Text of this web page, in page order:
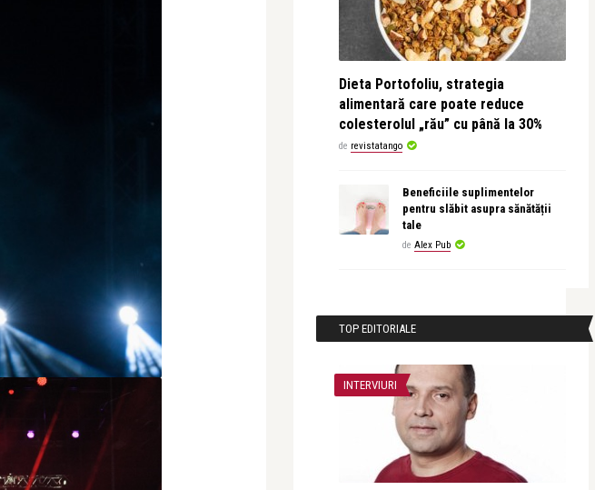
Dieta Portofoliu, strategia
alimentară care poate reduce
colesterolul „rău” cu până la 30%
de revistatango
Beneficiile suplimentelor
pentru slăbit asupra sănătății
tale
de Alex Pub
TOP EDITORIALE
INTERVIURI